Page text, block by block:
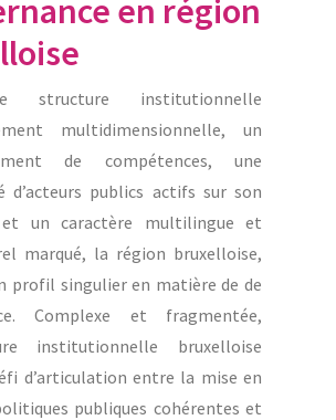
en région
structure institutionnelle
multidimensionnelle, un
de compétences, une
d’acteurs publics actifs sur son
un caractère multilingue et
marqué, la région bruxelloise,
profil singulier en matière de de
Complexe et fragmentée,
institutionnelle bruxelloise
d’articulation entre la mise en
publiques cohérentes et